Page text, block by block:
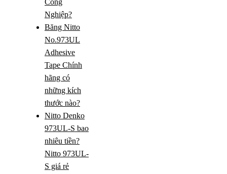
Công
Nghiệp?
Băng Nitto
No.973UL
Adhesive
Tape Chính
hãng có
những kích
thước nào?
Nitto Denko
973UL-S bao
nhiêu tiền?
Nitto 973UL-
S giá rẻ